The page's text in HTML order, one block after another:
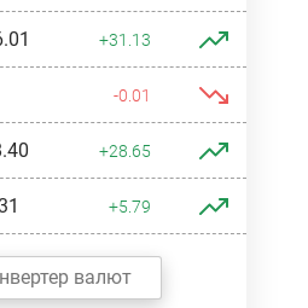
+31.13
-0.01
+28.65
+5.79
валют